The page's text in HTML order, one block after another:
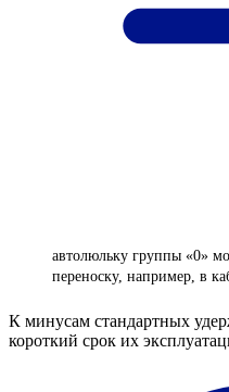
автолюльку группы «0»
переноску, например, в
К минусам стандартных
короткий срок их